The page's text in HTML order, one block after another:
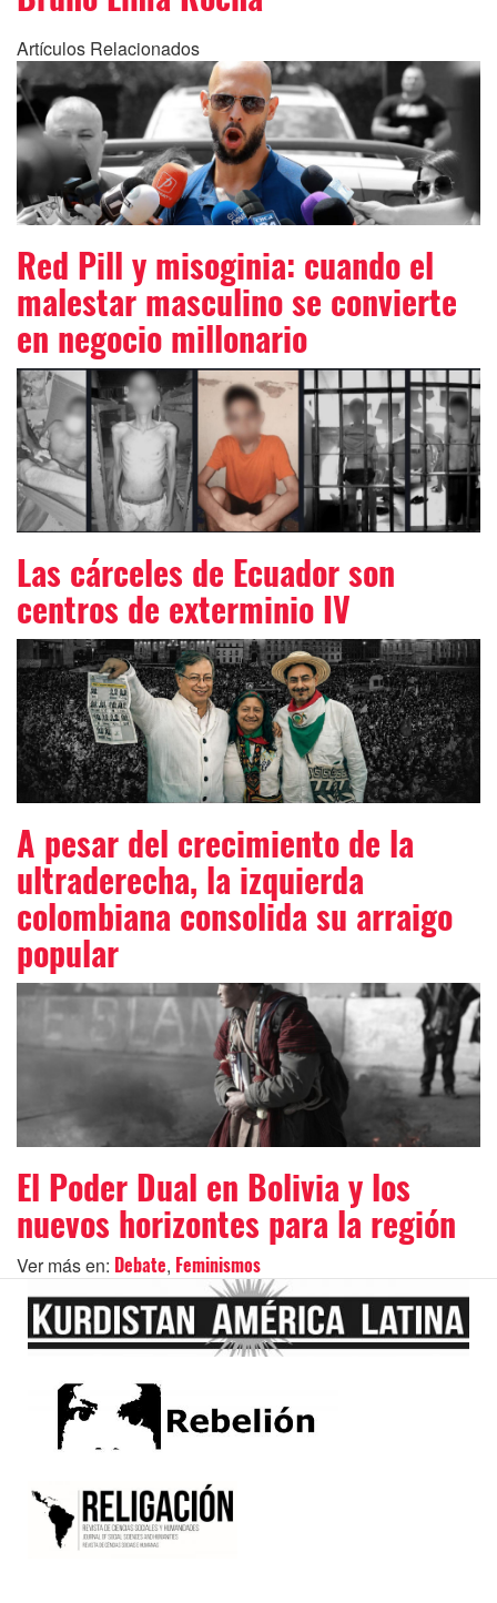
Artículos Relacionados
Red Pill y misoginia: cuando el
malestar masculino se convierte
en negocio millonario
Las cárceles de Ecuador son
centros de exterminio IV
A pesar del crecimiento de la
ultraderecha, la izquierda
colombiana consolida su arraigo
popular
El Poder Dual en Bolivia y los
nuevos horizontes para la región
Ver más en: Debate, Feminismos